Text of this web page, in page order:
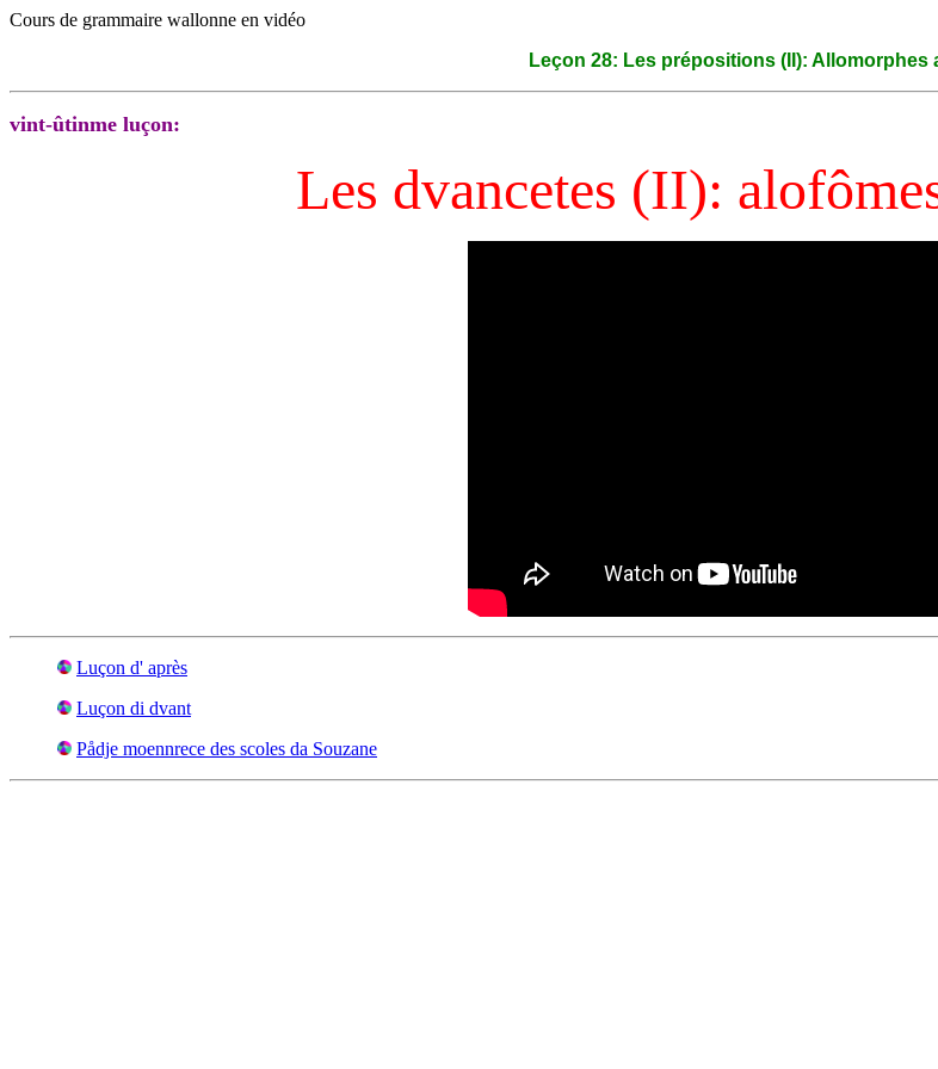
Cours de grammaire wallonne en vidéo
Leçon 28: Les prépositions (II): Allomorphes
vint-ûtinme luçon:
Les dvancetes (II):
Luçon d' après
Luçon di dvant
Pådje moennrece des scoles da Souzane